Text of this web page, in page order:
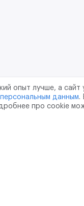
опыт лучше, а сайт
персональным данным.
про cookie